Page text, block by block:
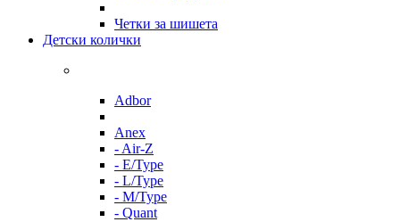
Четки за шишета
Детски колички
Adbor
Anex
- Air-Z
- E/Type
- L/Type
- M/Type
- Quant